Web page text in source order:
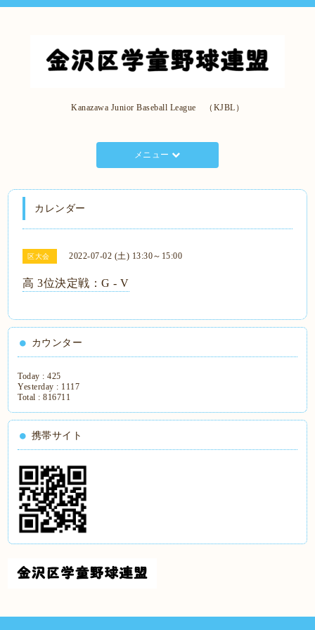
Kanazawa Junior Baseball League （KJBL）
メニュー
カレンダー
区大会 2022-07-02 (土) 13:30～15:00
高 3位決定戦：G - V
カウンター
Today :425
Yesterday : 1117
Total :816711
携帯サイト